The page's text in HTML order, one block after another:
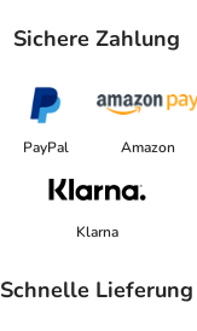
Sichere Zahlung
PayPal Amazon
Klarna
Schnelle Lieferung